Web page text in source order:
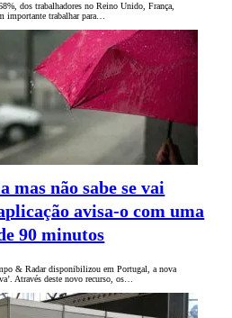
dos trabalhadores no Reino Unido, França,
importante trabalhar para…
mas não sabe se vai
avisa-o com uma
90 minutos
& Radar disponibilizou em Portugal, a nova
Através deste novo recurso, os…